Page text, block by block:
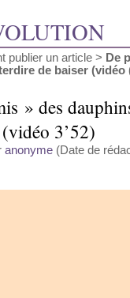
publier un article > De
de baiser (vidéo
» des
3’52)
anonyme (Date de